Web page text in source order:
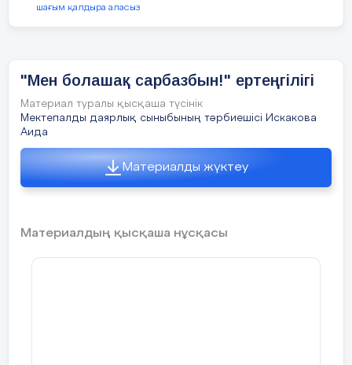
шағым қалдыра аласыз
"Мен болашақ сарбазбын!" ертеңгілігі
Материал туралы қысқаша түсінік
Мектепалды даярлық сыныбының тәрбиешісі Искакова
Аида
Материалды жүктеу
Материалдың қысқаша нұсқасы